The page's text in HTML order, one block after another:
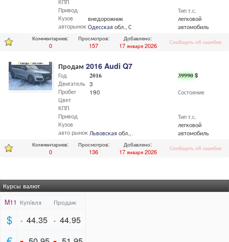
Тип т.с.
легковой
автомобиль
КПП
Привод
Кузов
авторынок
внедорожник
Одесская обл.,Одесса
Комментариев:
0
Просмотров:
157
Добавлено:
17 января 2026
Сообщить об ошибке
Продам 2016 Audi Q7
39990$
Состояние
Тип т.с.
легковой
автомобиль
Год
Двигатель
Пробег
Цвет
КПП
Привод
Кузов
авто рынок
2016
3
190
Львовская обл.,Львов
Комментариев:
0
Просмотров:
136
Добавлено:
17 января 2026
Сообщить об ошибке
Курсы валют